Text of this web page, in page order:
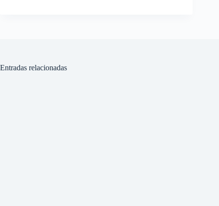
Entradas relacionadas